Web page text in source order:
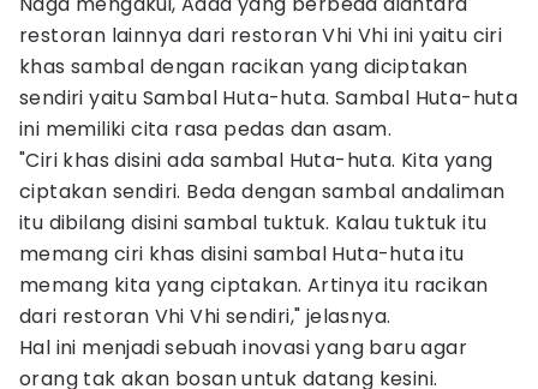
restoran lainnya dari restoran Vhi Vhi ini yaitu ciri
khas sambal dengan racikan yang diciptakan
sendiri yaitu Sambal Huta-huta. Sambal Huta-huta
ini memiliki cita rasa pedas dan asam.
"Ciri khas disini ada sambal Huta-huta. Kita yang
ciptakan sendiri. Beda dengan sambal andaliman
itu dibilang disini sambal tuktuk. Kalau tuktuk itu
memang ciri khas disini sambal Huta-huta itu
memang kita yang ciptakan. Artinya itu racikan
dari restoran Vhi Vhi sendiri," jelasnya.
Hal ini menjadi sebuah inovasi yang baru agar
orang tak akan bosan untuk datang kesini.